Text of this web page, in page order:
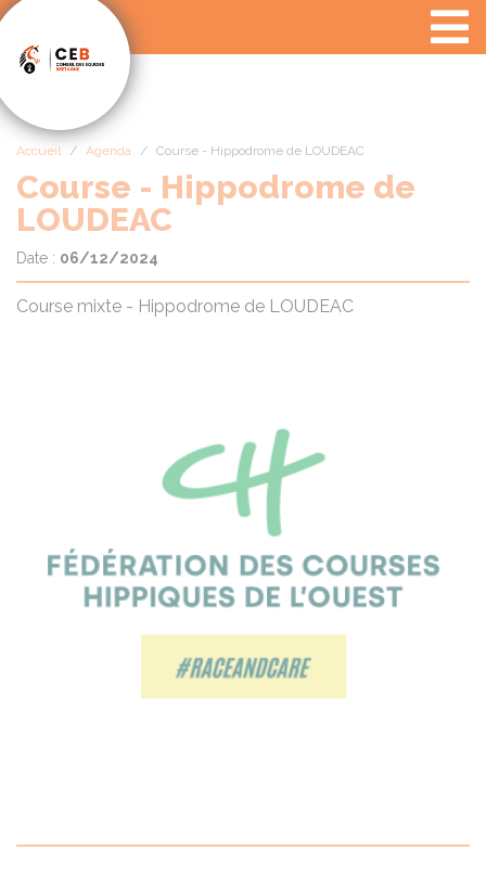
Accueil Agenda Course - Hippodrome de LOUDEAC
Course - Hippodrome de
LOUDEAC
Date : 06/12/2024
Course mixte - Hippodrome de LOUDEAC
Panneau de gestion des cookies